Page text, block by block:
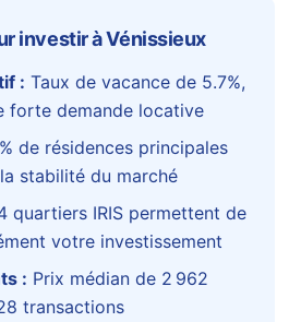
investir àVénissieux
: Taux de vacance de 5.7%,
forte demande locative
% de résidences principales
stabilité du marché
quartiers IRIS permettent de
votre investissement
: Prix médian de 2 962
transactions